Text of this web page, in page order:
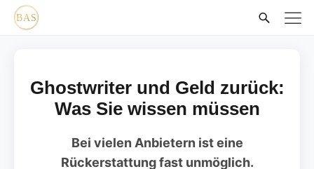
Ghostwriter und Geld zurück:
Was Sie wissen müssen
Bei vielen Anbietern ist eine
Rückerstattung fast unmöglich.